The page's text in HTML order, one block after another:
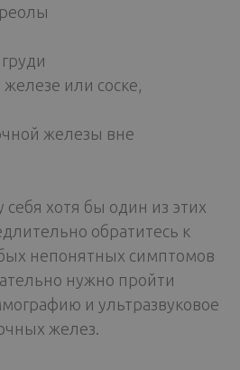
или соске,
железы вне
хотя бы один из этих
обратитесь к
непонятных симптомов
нужно пройти
и ультразвуковое
желез.